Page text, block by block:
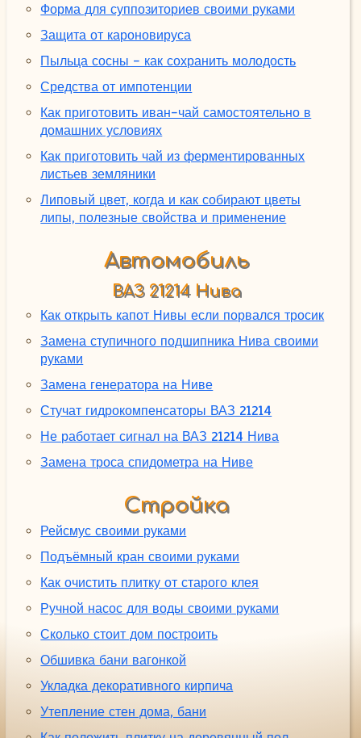
Форма для суппозиториев своими руками
Защита от кароновируса
Пыльца сосны - как сохранить молодость
Средства от импотенции
Как приготовить иван-чай самостоятельно в
домашних условиях
Как приготовить чай из ферментированных
листьев земляники
Липовый цвет, когда и как собирают цветы
липы, полезные свойства и применение
Автомобиль
ВАЗ 21214 Нива
Как открыть капот Нивы если порвался тросик
Замена ступичного подшипника Нива своими
руками
Замена генератора на Ниве
Стучат гидрокомпенсаторы ВАЗ 21214
Не работает сигнал на ВАЗ 21214 Нива
Замена троса спидометра на Ниве
Стройка
Рейсмус своими руками
Подъёмный кран своими руками
Как очистить плитку от старого клея
Ручной насос для воды своими руками
Сколько стоит дом построить
Обшивка бани вагонкой
Укладка декоративного кирпича
Утепление стен дома, бани